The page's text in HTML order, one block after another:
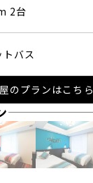
2台
バス
のプランはこちら